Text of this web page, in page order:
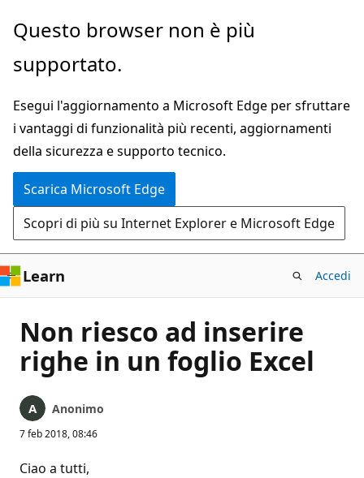
Ignora
passa
contenuto
principale
Questo browser non è più
supportato.
Esegui l'aggiornamento a Microsoft Edge per sfruttare
i vantaggi di funzionalità più recenti, aggiornamenti
della sicurezza e supporto tecnico.
Scarica Microsoft Edge
Scopri di più su Internet Explorer e Microsoft Edge
Learn Accedi
Non riesco ad inserire
righe in un foglio Excel
Anonimo
7 feb 2018, 08:46
Ciao a tutti,